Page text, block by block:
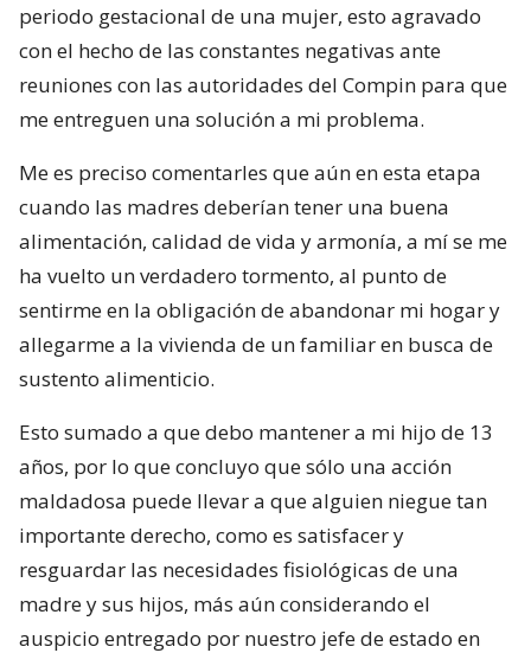
periodo gestacional de una mujer, esto agravado
con el hecho de las constantes negativas ante
reuniones con las autoridades del Compin para que
me entreguen una solución a mi problema.
Me es preciso comentarles que aún en esta etapa
cuando las madres deberían tener una buena
alimentación, calidad de vida y armonía, a mí se me
ha vuelto un verdadero tormento, al punto de
sentirme en la obligación de abandonar mi hogar y
allegarme a la vivienda de un familiar en busca de
sustento alimenticio.
Esto sumado a que debo mantener a mi hijo de 13
años, por lo que concluyo que sólo una acción
maldadosa puede llevar a que alguien niegue tan
importante derecho, como es satisfacer y
resguardar las necesidades fisiológicas de una
madre y sus hijos, más aún considerando el
auspicio entregado por nuestro jefe de estado en